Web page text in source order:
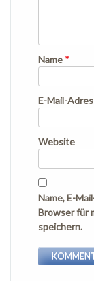
Name *
E-Mail-
Website
Name, E-
Browser für
speichern.